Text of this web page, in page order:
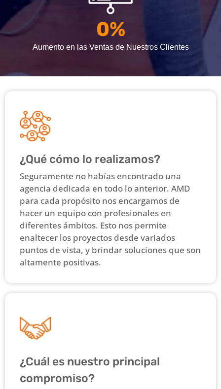
Aumento en las Ventas de Nuestros Clientes
0%
¿Qué cómo lo realizamos?
Seguramente no habías encontrado una
agencia dedicada en todo lo anterior. AMD
para cada propósito nos encargamos de
hacer un equipo con profesionales en
diferentes ámbitos. Esto nos permite
enaltecer los proyectos desde variados
puntos de vista, y brindar soluciones que son
altamente positivas.
¿Cuál es nuestro principal
compromiso?